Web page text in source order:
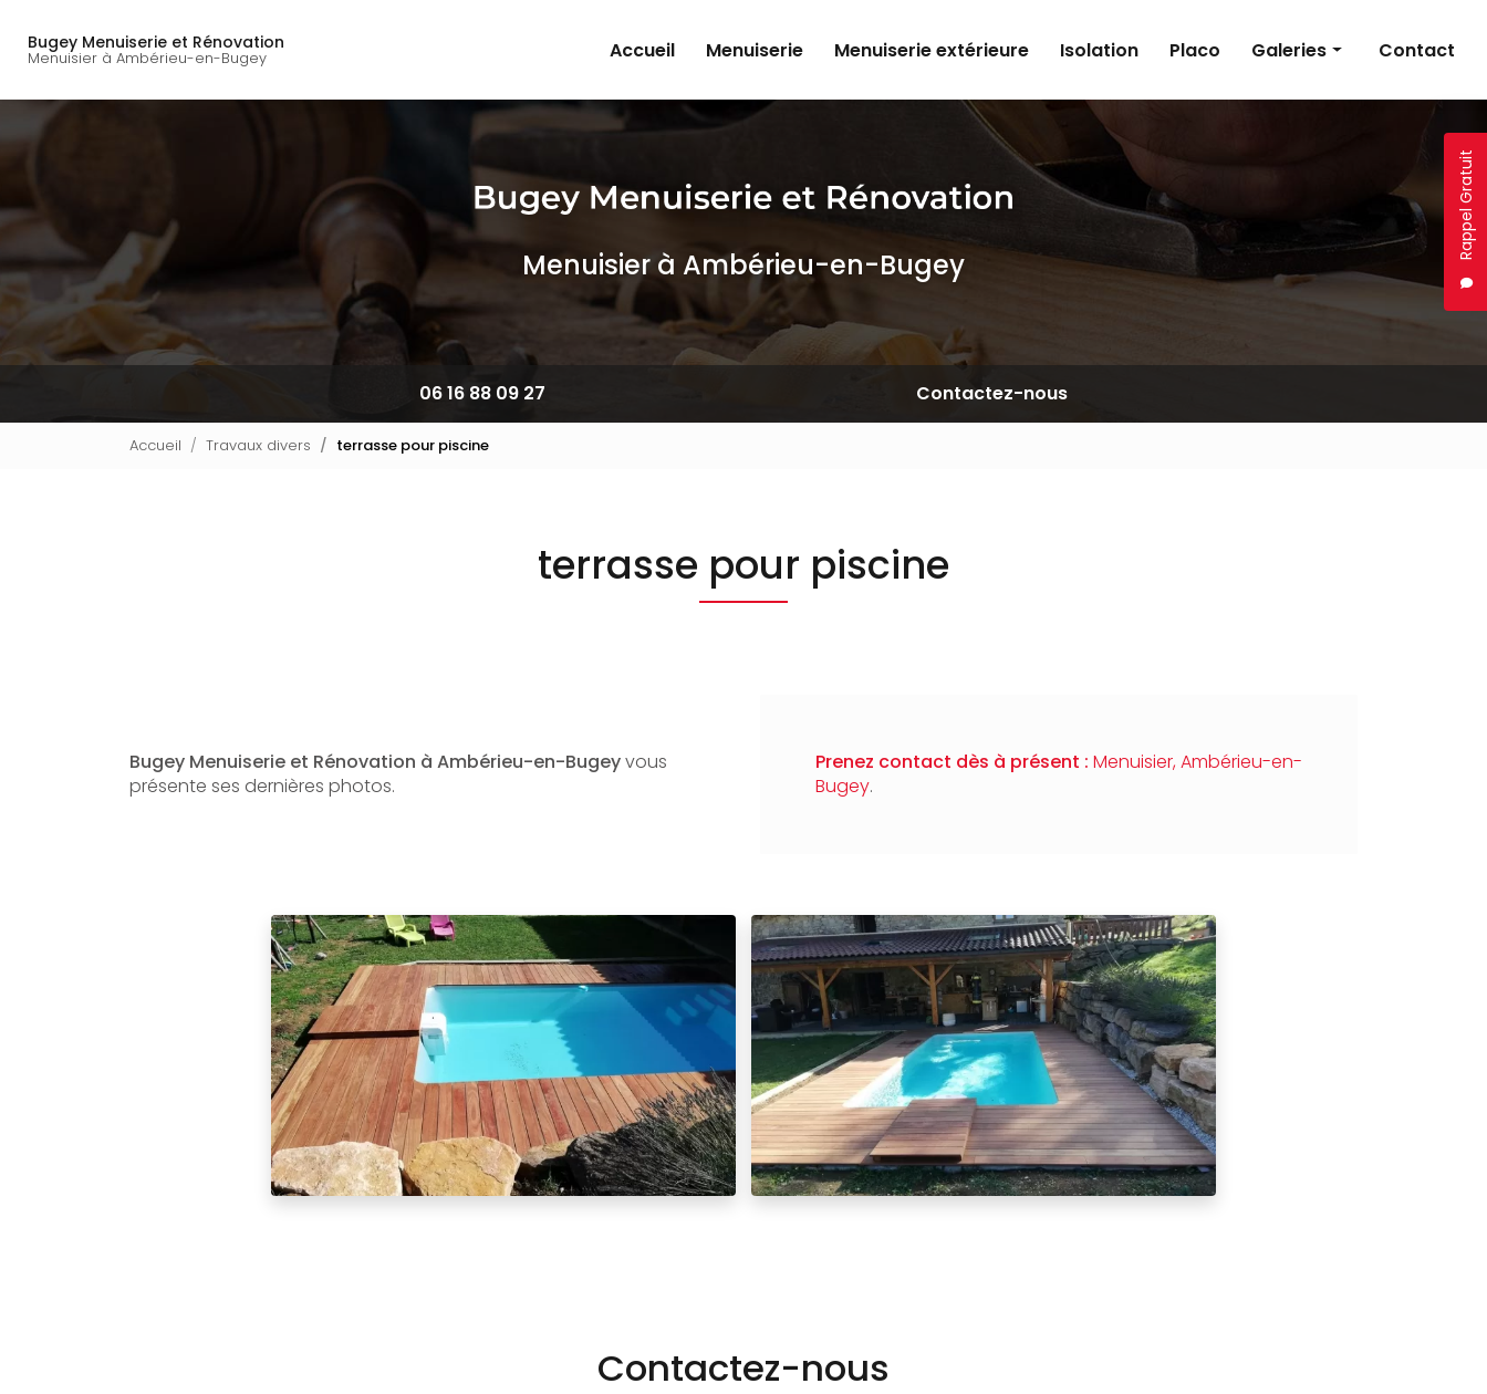
contenu
Bugey Menuiserie et Rénovation
Menuisier à Ambérieu-en-Bugey
Rappel Gratuit
Accueil
Menuiserie Menuiserie extérieure Isolation Placo Galeries
Menuiserie extérieure
Isolation
Placo
Travaux divers
Contact
Menuisier à Ambérieu-en-Bugey
06 16 88 09 27 Contactez-nous
Accueil Travaux divers terrasse pour piscine
terrasse pour piscine
Bugey Menuiserie et Rénovation à Ambérieu-en-Bugeyvous
présente ses dernières photos.
Prenez contact dès à présent : Menuisier, Ambérieu-en-
Bugey.
Contactez-nous